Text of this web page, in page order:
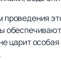
проведения
царит